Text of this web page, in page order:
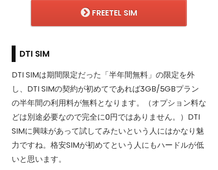
FREETEL SIM
DTI SIM
DTI SIMは期間限定だった「半年間無料」の限定を外
し、DTI SIMの契約が初めてであれば3GB/5GBプラン
の半年間の利用料が無料となります。（オプション料な
どは別途必要なので完全に0円ではありません。）DTI
SIMに興味があって試してみたいという人にはかなり魅
力ですね。格安SIMが初めてという人にもハードルが低
いと思います。